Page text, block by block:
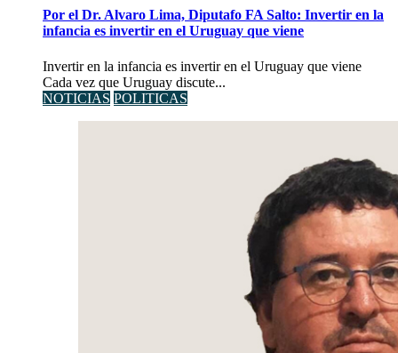
Por el Dr. Alvaro Lima, Diputafo FA Salto: Invertir en la
infancia es invertir en el Uruguay que viene
Invertir en la infancia es invertir en el Uruguay que viene
Cada vez que Uruguay discute...
NOTICIAS POLITICAS